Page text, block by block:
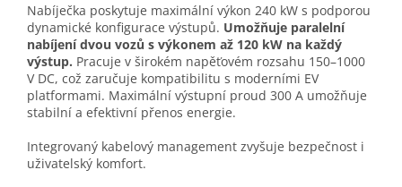
Nabíječka poskytuje maximální výkon 240 kW s podporou
dynamické konfigurace výstupů. Umožňuje paralelní
nabíjení dvou vozů s výkonem až 120 kW na každý
výstup. Pracuje v širokém napěťovém rozsahu 150–1000
V DC, což zaručuje kompatibilitu s moderními EV
platformami. Maximální výstupní proud 300 A umožňuje
stabilní a efektivní přenos energie.
Integrovaný kabelový management zvyšuje bezpečnost i
uživatelský komfort.